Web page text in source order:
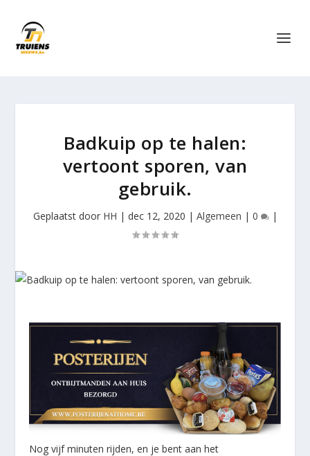
Badkuip op te halen:
vertoont sporen, van
gebruik.
Geplaatst door HH | dec 12, 2020 | Algemeen | 0 |
Nog vijf minuten rijden, en je bent aan het